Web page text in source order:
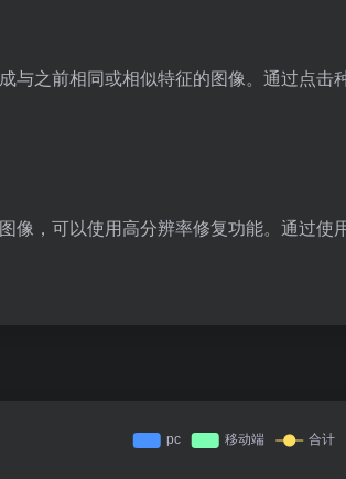
与之前相同或相似特征的图像。通过点
像，可以使用高分辨率修复功能。通过